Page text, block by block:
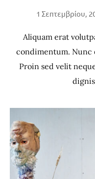
1 Σεπτεμβρίου,
Aliquam erat
condimentum. Nunc
Proin sed velit